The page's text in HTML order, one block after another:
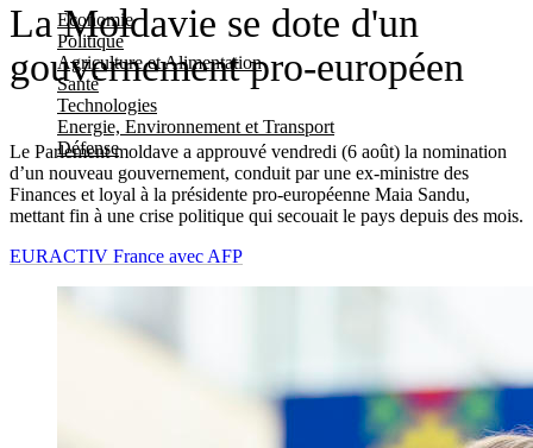
Economie
Politique
Agriculture et Alimentation
Santé
Technologies
Energie, Environnement et Transport
Défense
La Moldavie se dote d'un
gouvernement pro-européen
Le Parlement moldave a approuvé vendredi (6 août) la nomination
d’un nouveau gouvernement, conduit par une ex-ministre des
Finances et loyal à la présidente pro-européenne Maia Sandu,
mettant fin à une crise politique qui secouait le pays depuis des mois.
EURACTIV France avec AFP